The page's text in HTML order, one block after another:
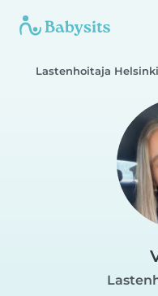
Lastenhoitaja Helsinki